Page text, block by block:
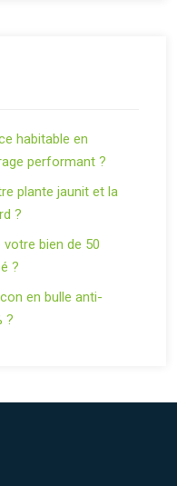
habitable en
performant ?
plante jaunit et la
?
bien de 50
?
en bulle anti-
?